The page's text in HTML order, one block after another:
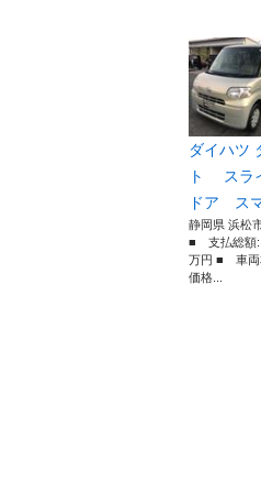
ダイハツ
ト スラ
ドア スマ
静岡県 浜松市
■ 支払総額:
万円 ■ 車両
価格...